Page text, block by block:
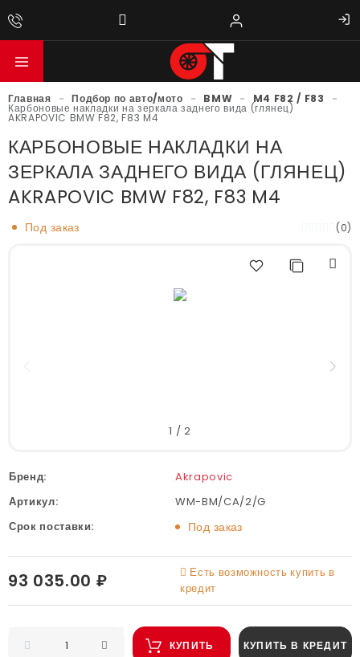
Главная - Подбор по авто/мото - BMW - M4 F82 / F83 -
Карбоновые накладки на зеркала заднего вида (глянец)
AKRAPOVIC BMW F82, F83 M4
КАРБОНОВЫЕ НАКЛАДКИ НА
ЗЕРКАЛА ЗАДНЕГО ВИДА (ГЛЯНЕЦ)
AKRAPOVIC BMW F82, F83 M4
Под заказ (0)
1 / 2
Бренд:
Akrapovic
Артикул:
WM-BM/CA/2/G
Срок поставки:
Под заказ
93 035.00 ₽
Есть возможность купить в
кредит
КУПИТЬ КУПИТЬ В КРЕДИТ